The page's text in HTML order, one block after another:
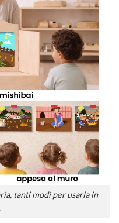
tanti modi per usarla in